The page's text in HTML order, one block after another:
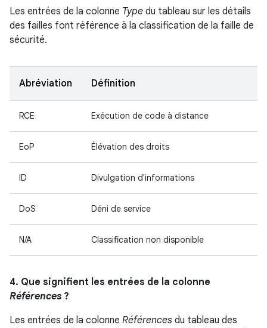
Les entrées de la colonne Type du tableau sur les détails
des failles font référence à la classification de la faille de
sécurité.
Abréviation Définition
RCE Exécution de code à distance
EoP Élévation des droits
ID Divulgation d'informations
DoS Déni de service
N/A Classification non disponible
4. Que signifient les entrées de la colonne
Références ?
Les entrées de la colonne Références du tableau des